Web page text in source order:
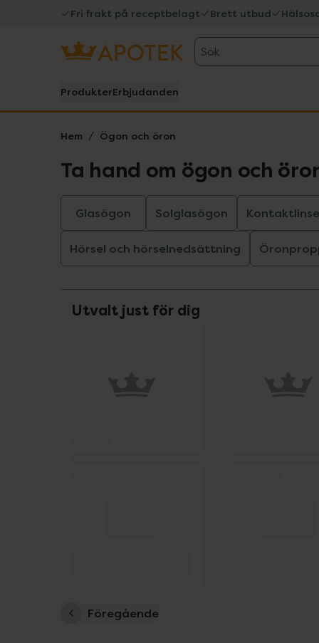
Fri frakt på receptbelagt Brett utbud
Sök
ProdukterErbjudanden
Hem Ögon och öron
Ta hand om ögon och
Glasögon Solglasögon
Hörsel och hörselnedsättning
Utvalt just för dig
Föregående